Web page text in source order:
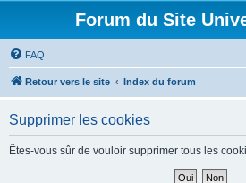
Forum du Site
FAQ
Retour vers le site Index du forum
Supprimer les cookies
Êtes-vous sûr de vouloir supprimer tous les